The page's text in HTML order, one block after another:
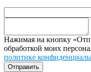
Нажимая на кнопку
обработкой моих
политике